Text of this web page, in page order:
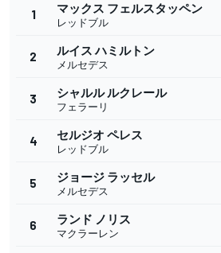
1 マックス フェルスタッペン
レッドブル
2 ルイス ハミルトン
メルセデス
3 シャルル ルクレール
フェラーリ
4 セルジオ ペレス
レッドブル
5 ジョージ ラッセル
メルセデス
6 ランド ノリス
マクラーレン